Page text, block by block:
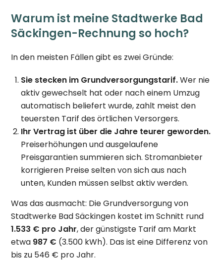
Warum ist meine Stadtwerke Bad
Säckingen-Rechnung so hoch?
In den meisten Fällen gibt es zwei Gründe:
Sie stecken im Grundversorgungstarif.Wer nie
aktiv gewechselt hat oder nach einem Umzug
automatisch beliefert wurde, zahlt meist den
teuersten Tarif des örtlichen Versorgers.
Ihr Vertrag ist über die Jahre teurer geworden.
Preiserhöhungen und ausgelaufene
Preisgarantien summieren sich. Stromanbieter
korrigieren Preise selten von sich aus nach
unten, Kunden müssen selbst aktiv werden.
Was das ausmacht: Die Grundversorgung von
Stadtwerke Bad Säckingen kostet im Schnitt rund
1.533 € pro Jahr, der günstigste Tarif am Markt
etwa 987 € (3.500 kWh). Das ist eine Differenz von
bis zu 546 € pro Jahr.